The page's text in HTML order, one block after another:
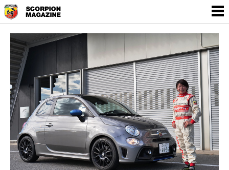
THE WORLD OF
EMPOWERMENT BY
ABARTH